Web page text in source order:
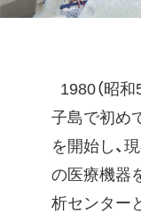
1980（昭和
子島で初め
を開始し、
の医療機器
析センター